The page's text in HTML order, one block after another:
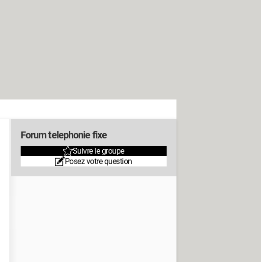
Forum telephonie fixe
Suivre le groupe
Posez votre question